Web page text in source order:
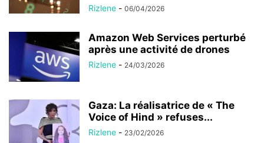
Rizlene - 06/04/2026
Amazon Web Services perturbé
après une activité de drones
Rizlene - 24/03/2026
Gaza: La réalisatrice de « The
Voice of Hind » refuses...
Rizlene - 23/02/2026